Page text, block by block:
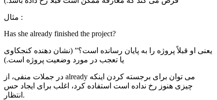
مثال :
Has she already finished the project?
یعنی او قبلاً پروژه را به پایان رسانده است؟” (نشان دهنده کنجکاوی
یا تعجب در مورد وضعیت پروژه است.)
در جملات منفی، از already می توان برای برجسته کردن اینکه
چیزی هنوز رخ نداده است استفاده کرد، اغلب برای ایجاد حس
انتظار.